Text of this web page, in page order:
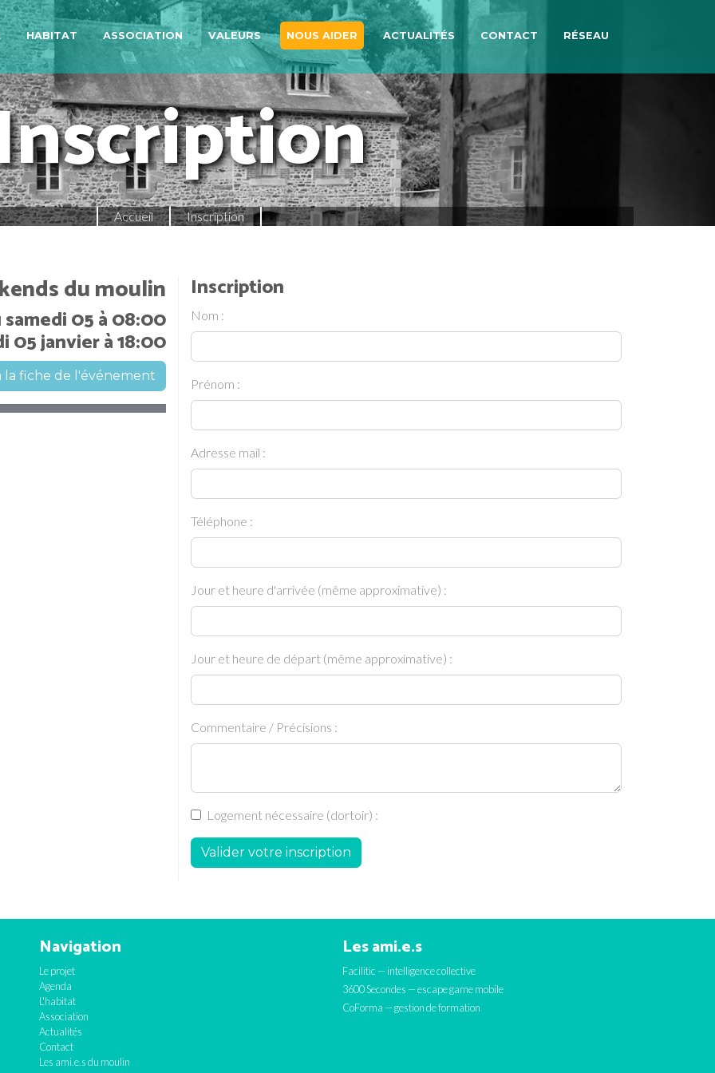
HABITAT ASSOCIATION VALEURS NOUS AIDER ACTUALITÉS CONTACT RÉSEAU
Accueil Inscription
du moulin
samedi 05 à 08:00
05 janvier à 18:00
la fiche de l'événement
Inscription
Nom :
Prénom :
Adresse mail :
Téléphone :
Jour et heure d'arrivée (même approximative) :
Jour et heure de départ (même approximative) :
Commentaire / Précisions :
Logement nécessaire (dortoir) :
Valider votre inscription
Navigation
Le projet
Agenda
L'habitat
Association
Actualités
Contact
Les ami.e.s du moulin
Les ami.e.s
Facilitic — intelligence collective
3600 Secondes — escape game mobile
CoForma — gestion de formation